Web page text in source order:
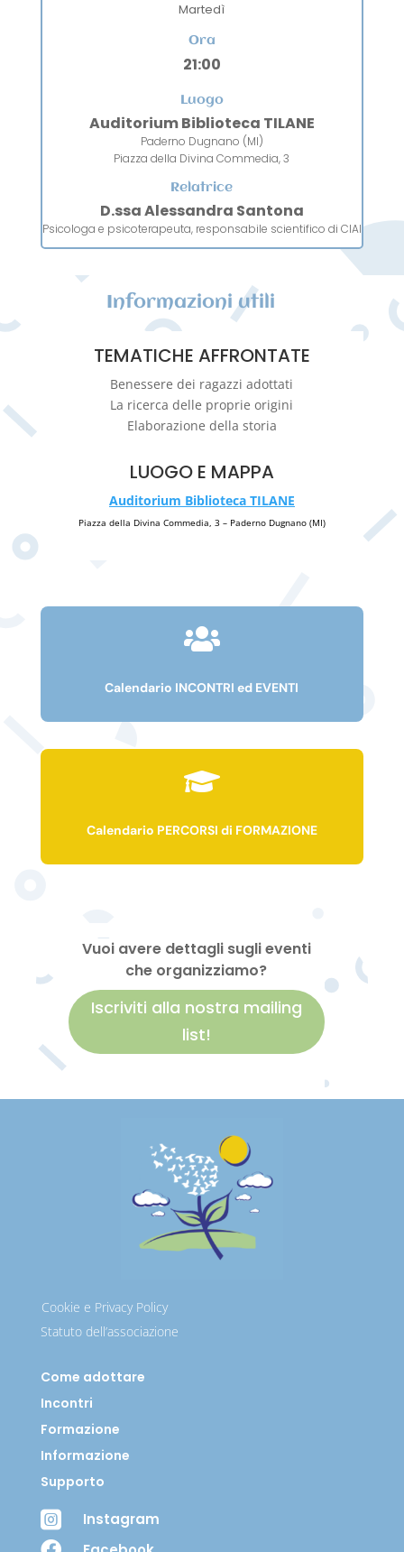
Martedì
Ora
21:00
Luogo
Auditorium Biblioteca TILANE
Paderno Dugnano (MI)
Piazza della Divina Commedia, 3
Relatrice
D.ssa Alessandra Santona
Psicologa e psicoterapeuta, responsabile scientifico di CIAI
Informazioni utili
TEMATICHE AFFRONTATE
Benessere dei ragazzi adottati
La ricerca delle proprie origini
Elaborazione della storia
LUOGO E MAPPA
Auditorium Biblioteca TILANE
Piazza della Divina Commedia, 3 – Paderno Dugnano (MI)

Calendario INCONTRI ed EVENTI

Calendario PERCORSI di FORMAZIONE
Vuoi avere dettagli sugli eventi
che organizziamo?
Iscriviti alla nostra mailing
list!
Cookie e Privacy Policy
Statuto dell’associazione
Come adottare
Incontri
Formazione
Informazione
Supporto
 Instagram